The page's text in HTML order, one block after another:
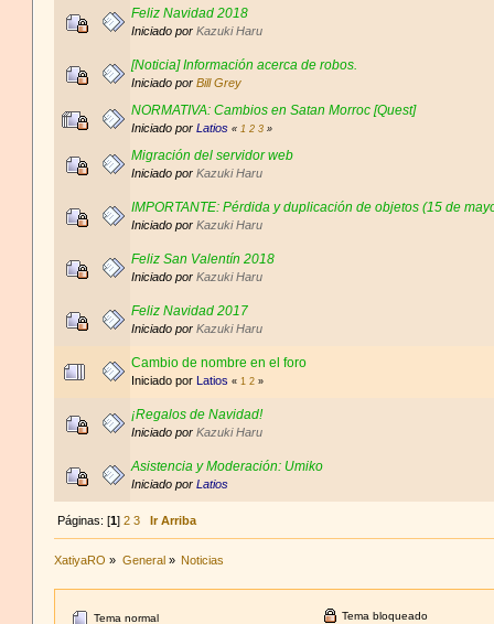
Feliz Navidad 2018
Iniciado porKazuki Haru
[Noticia] Información acerca de robos.
Iniciado porBill Grey
NORMATIVA: Cambios en Satan Morroc [Quest]
Iniciado porLatios «1 2 3 »
Migración del servidor web
Iniciado porKazuki Haru
IMPORTANTE: Pérdida y duplicación de objetos (15 de
Iniciado porKazuki Haru
Feliz San Valentín 2018
Iniciado porKazuki Haru
Feliz Navidad 2017
Iniciado porKazuki Haru
Cambio de nombre en el foro
Iniciado por Latios «1 2 »
¡Regalos de Navidad!
Iniciado porKazuki Haru
Asistencia y Moderación: Umiko
Iniciado porLatios
Páginas: [1] 2 3 Ir Arriba
XatiyaRO » General » Noticias
Tema normal Tema bloqueado